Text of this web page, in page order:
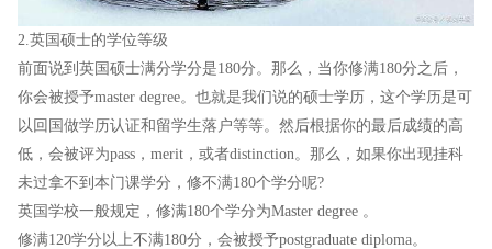
2.英国硕士的学位等级
前面说到英国硕士满分学分是180分。那么，当你修满180分之后，
你会被授予master degree。也就是我们说的硕士学历，这个学历是可
以回国做学历认证和留学生落户等等。然后根据你的最后成绩的高
低，会被评为pass，merit，或者distinction。那么，如果你出现挂科
未过拿不到本门课学分，修不满180个学分呢?
英国学校一般规定，修满180个学分为Master degree 。
修满120学分以上不满180分，会被授予postgraduate diploma。